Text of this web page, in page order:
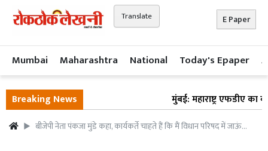
Translate E Paper
Mumbai Maharashtra National Today's Epaper
Breaking News मुंबई: महाराष्ट्र एफडीए का
बीजेपी नेता पंकजा मुंडे कहा, कार्यकर्ते चाहते हैं कि मैं विधान परिषद में जाऊं…